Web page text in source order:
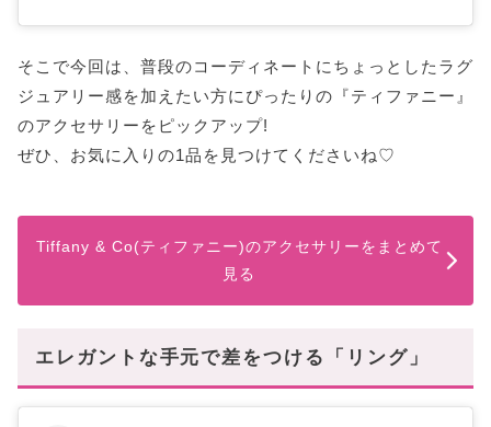
そこで今回は、普段のコーディネートにちょっとしたラグ
ジュアリー感を加えたい方にぴったりの『ティファニー』
のアクセサリーをピックアップ!
ぜひ、お気に入りの1品を見つけてくださいね♡
Tiffany & Co(ティファニー)のアクセサリーをまとめて
見る
エレガントな手元で差をつける「リング」